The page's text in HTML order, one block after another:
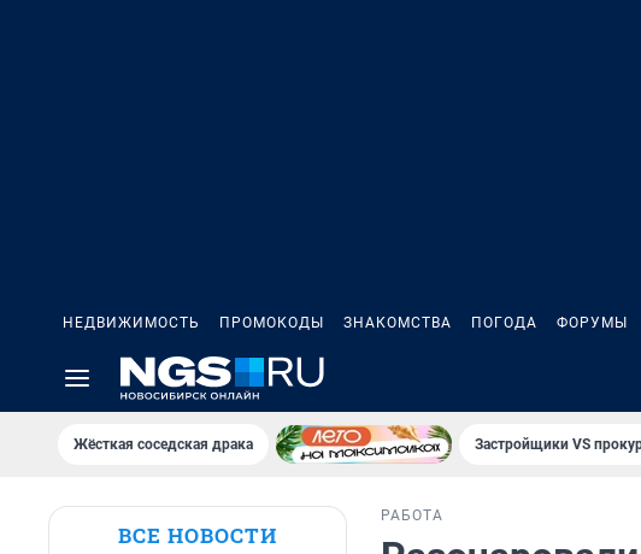
НЕДВИЖИМОСТЬ ПРОМОКОДЫ ЗНАКОМСТВА ПОГОДА ФОРУМЫ
Жёсткая соседская драка Застройщики VS
ВСЕ НОВОСТИ
РАБОТА